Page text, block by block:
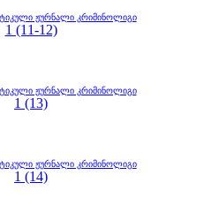
ჟურნალი კრიმინოლიგი
1 (11-12)
ჟურნალი კრიმინოლიგი
1 (13)
ჟურნალი კრიმინოლიგი
1 (14)